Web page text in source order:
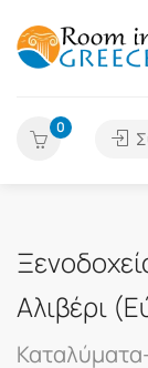
0
Αλιβέρι